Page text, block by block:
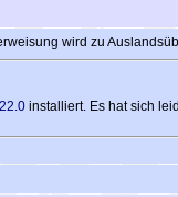
wird zu
installiert. Es hat sich